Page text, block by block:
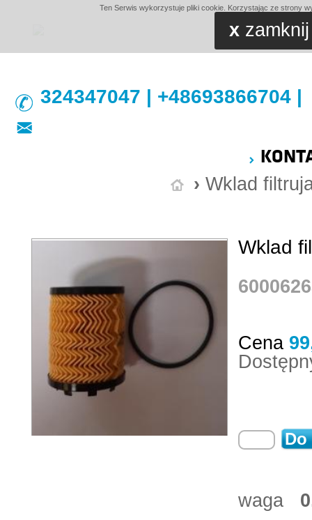
Ten Serwis wykorzystuje pliki cookie. Korzystając ze strony
xzamknij
324347047 | +48693866704 |
› Wklad
Wklad
Cena
Do
waga